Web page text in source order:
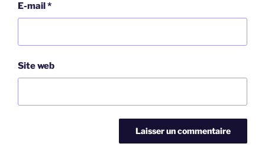
E-mail*
Site web